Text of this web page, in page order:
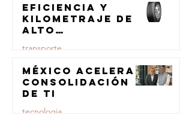
Eficiencia y
kilometraje de
alto
para el
transporte de
carga
transporte
23 jul
México acelera
consolidación
de TI
tecnologia